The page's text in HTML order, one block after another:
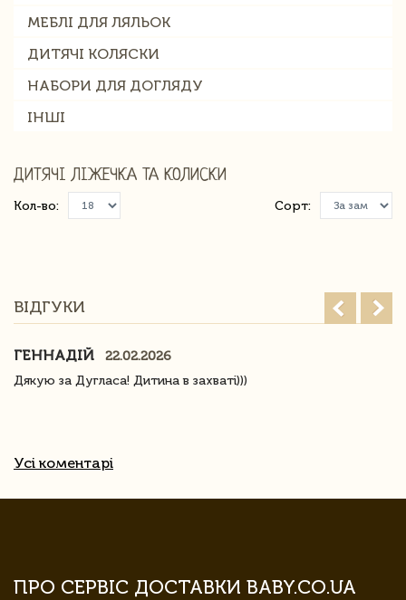
МЕБЛІ ДЛЯ ЛЯЛЬОК
ДИТЯЧІ КОЛЯСКИ
НАБОРИ ДЛЯ ДОГЛЯДУ
ІНШІ
ДИТЯЧІ ЛІЖЕЧКА ТА КОЛИСКИ
Кол-во: Сорт:
ВІДГУКИ
ГЕННАДІЙ
22.02.2026
Дякую за Дугласа! Дитина в захваті)))
Усі коментарі
ПРО СЕРВІС ДОСТАВКИ BABY.CO.UA